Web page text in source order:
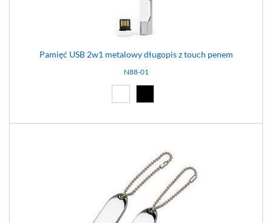
Pamięć USB 2w1 metalowy długopis z touch penem
N88-01